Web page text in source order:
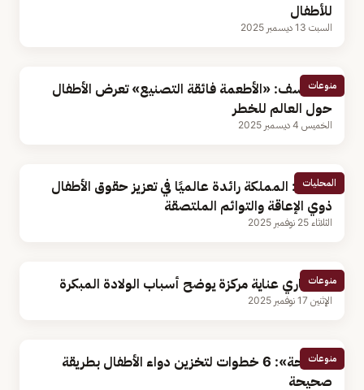
للأطفال
السبت 13 ديسمبر 2025
منوعات
اليونيسف: «الأطعمة فائقة التصنيع» تعرض الأطفال
حول العالم للخطر
الخميس 4 ديسمبر 2025
المحليات
الربيعة: المملكة رائدة عالميًا في تعزيز حقوق الأطفال
ذوي الإعاقة والتوائم الملتصقة
الثلاثاء 25 نوفمبر 2025
منوعات
استشاري عناية مركزة يوضح أسباب الولادة المبكرة
الإثنين 17 نوفمبر 2025
منوعات
«الصحة»: 6 خطوات لتخزين دواء الأطفال بطريقة
صحيحة